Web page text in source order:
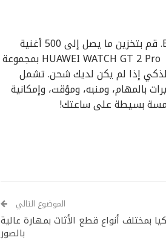
قم باستقبال المكالمات أو إجراؤها أو كتمها باستخدام إشارة الـ Bluetooth. قم بتخزين ما يصل إلى 500 أغنية
للتمرين. مع 5 دقائق من الشحن اللاسلكي السريع، يمكنك استخدام ساعة HUAWEI WATCH GT 2 Pro بمجموعة
الذكي إذا لم يكن لديك شحن. تشمل
بالمهام، ومنبه، ومؤقت، وإمكانية
بسيطة على ساعتك!
الموضوع التالي
بمختلف أنواع قطع الأثاث بمهارة عالية
بالصور